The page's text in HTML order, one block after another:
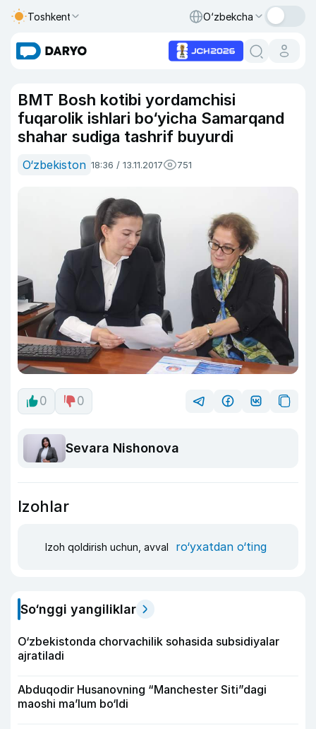
Toshkent O‘zbekcha
BMT Bosh kotibi yordamchisi
fuqarolik ishlari bo‘yicha Samarqand
shahar sudiga tashrif buyurdi
O‘zbekiston 18:36 / 13.11.2017 751
0 0
Sevara Nishonova
Izohlar
Izoh qoldirish uchun, avval ro‘yxatdan o‘ting
So‘nggi yangiliklar
O‘zbekistonda chorvachilik sohasida subsidiyalar
ajratiladi
Abduqodir Husanovning “Manchester Siti”dagi
maoshi ma’lum bo‘ldi